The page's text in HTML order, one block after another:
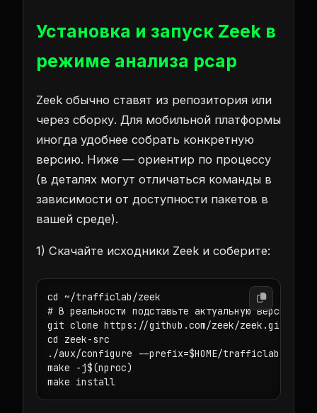
Установка и запуск Zeek в
режиме анализа pcap
Zeek обычно ставят из репозитория или
через сборку. Для мобильной платформы
иногда удобнее собрать конкретную
версию. Ниже — ориентир по процессу
(в деталях могут отличаться команды в
зависимости от доступности пакетов в
вашей среде).
1) Скачайте исходники Zeek и соберите:
cd ~/trafficlab/zeek
# В реальности подставьте актуальную версию
git clone https://github.com/zeek/zeek.git
cd zeek-src
./aux/configure --prefix=$HOME/trafficlab/
make -j$(nproc)